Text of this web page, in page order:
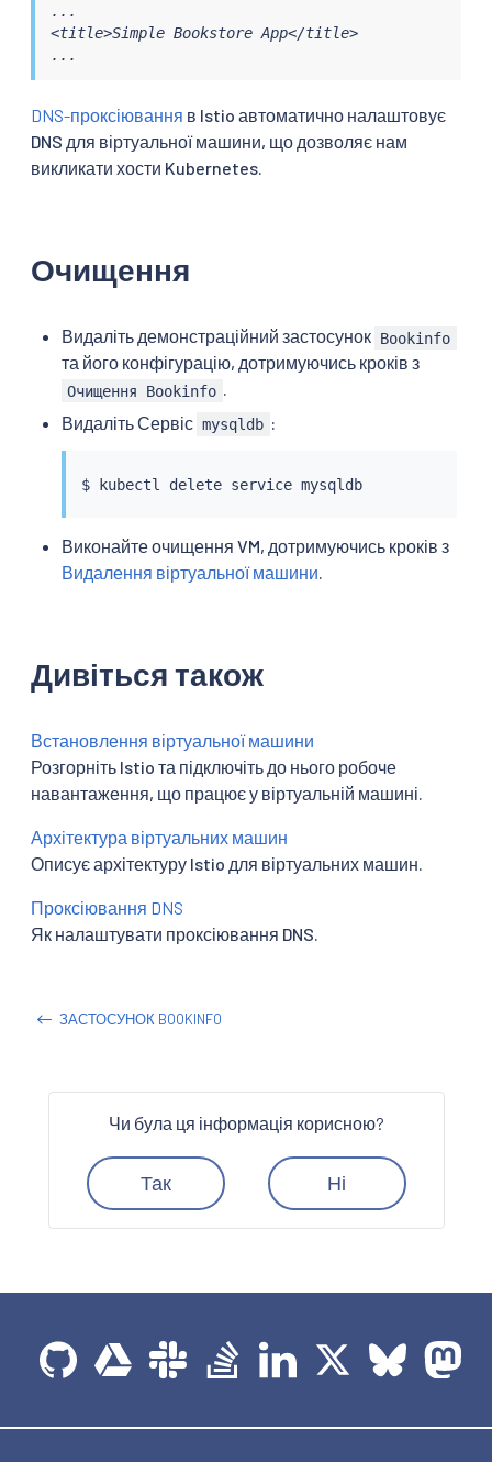
...
<title>Simple Bookstore App</title>
...
DNS-проксіювання в Istio автоматично налаштовує
DNS для віртуальної машини, що дозволяє нам
викликати хости Kubernetes.
Очищення
Видаліть демонстраційний застосунок Bookinfo
та його конфігурацію, дотримуючись кроків з
Очищення Bookinfo .
Видаліть Сервіс mysqldb :
$ kubectl delete service mysqldb
Виконайте очищення VM, дотримуючись кроків з
Видалення віртуальної машини.
Дивіться також
Встановлення віртуальної машини
Розгорніть Istio та підключіть до нього робоче
навантаження, що працює у віртуальній машині.
Архітектура віртуальних машин
Описує архітектуру Istio для віртуальних машин.
Проксіювання DNS
Як налаштувати проксіювання DNS.
ЗАСТОСУНОК BOOKINFO
Чи була ця інформація корисною?
Так Ні